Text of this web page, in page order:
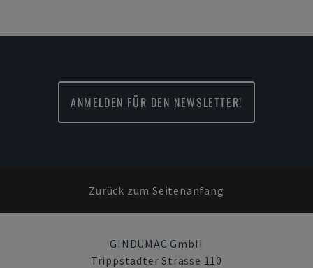
ANMELDEN FÜR DEN NEWSLETTER!
Zurück zum Seitenanfang
GINDUMAC GmbH
Trippstadter Strasse 110